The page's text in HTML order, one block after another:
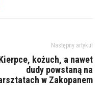
Następny artykuł
kożuch, a nawet
dudy powstaną na
w Zakopanem